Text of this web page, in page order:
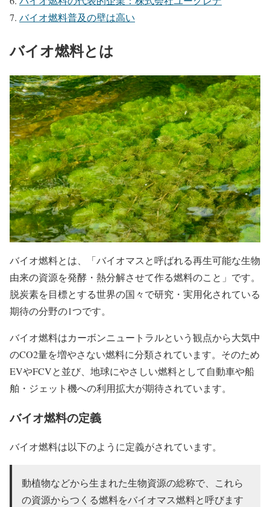
バイオ燃料普及の壁は高い
バイオ燃料とは
バイオ燃料とは、
「バイオマスと呼ばれる再生可能な生物
由来の資源を発酵・熱分解させて作る燃料のこと」 です。
脱炭素を目標とする世界の国々で研究・実用化されている
期待の分野の1つです。
バイオ燃料はカーボンニュートラルという観点から大気中
のCO2量を増やさない燃料に分類されています。そのため
EVやFCVと並び、地球にやさしい燃料として自動車や船
舶・ジェット機への利用拡大が期待されています。
バイオ燃料の定義
バイオ燃料は以下のように定義がされています。
動植物などから生まれた生物資源の総称で、これら
の資源からつくる燃料をバイオマス燃料と呼びます